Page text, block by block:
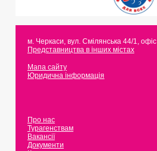
м. Черкаси вул. Смілянська 44/1,
Представництва в інших містах
Мапа сайту
Юридична інформація
Про нас
Турагенствам
Вакансії
Документи